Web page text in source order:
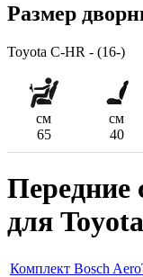
Размер
Toyota C-HR - (16-)
см см
65
40
Передние
для
Комплект Bosch